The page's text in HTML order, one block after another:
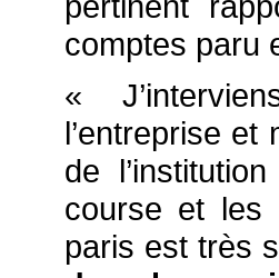
comptes paru
«
l’entreprise et
de
course et les
paris est très